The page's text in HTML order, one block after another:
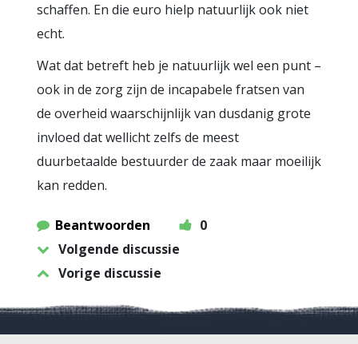
schaffen. En die euro hielp natuurlijk ook niet
echt.
Wat dat betreft heb je natuurlijk wel een punt –
ook in de zorg zijn de incapabele fratsen van
de overheid waarschijnlijk van dusdanig grote
invloed dat wellicht zelfs de meest
duurbetaalde bestuurder de zaak maar moeilijk
kan redden.
Beantwoorden
0
Volgende discussie
Vorige discussie